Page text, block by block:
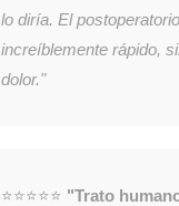
lo diría. El
increíblemente rápido,
dolor."
⭐⭐⭐⭐⭐ "Trato